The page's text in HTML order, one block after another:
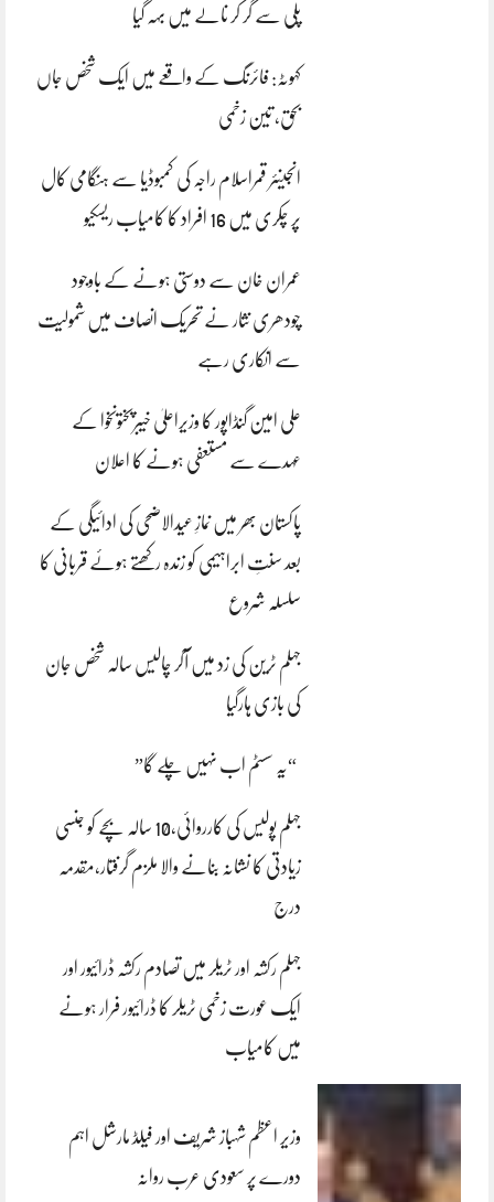
پلی سے گر کر نالے میں بہہ گیا
کہوٹہ: فائرنگ کے واقعے میں ایک شخص جاں
بحق، تین زخمی
انجینئر قمراسلام راجہ کی کمبوڈیا سے ہنگامی کال
پر چکری میں 16 افراد کا کامیاب ریسکیو
عمران خان سے دوستی ہونے کے باوجود
چودھری نثار نے تحریک انصاف میں شمولیت
سے انکاری رہے
علی امین گنڈاپور کا وزیراعلیٰ خیبرپختونخوا کے
عہدے سے مستعفی ہونے کا اعلان
پاکستان بھر میں نمازِ عیدالاضحی کی ادائیگی کے
بعد سنتِ ابراہیمی کو زندہ رکھتے ہوئے قربانی کا
سلسلہ شروع
جہلم ٹرین کی زد میں آکر چالیس سالہ شخص جان
کی بازی ہارگیا
“یہ سسٹم اب نہیں چلے گا”
جہلم پولیس کی کارروائی،10 سالہ بچے کو جنسی
زیادتی کا نشانہ بنانے والا ملزم گرفتار،مقدمہ
درج
جہلم رکشہ اور ٹریلر میں تصادم رکشہ ڈرائیور اور
ایک عورت زخمی ٹریلر کا ڈرائیور فرار ہونے
میں کامیاب
وزیر اعظم شہباز شریف اور فیلڈ مارشل اہم
دورے پر سعودی عرب روانہ